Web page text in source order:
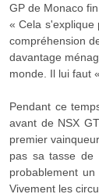
GP de Monaco
« Cela s'explique
compréhension
davantage
monde. Il lui faut
Pendant ce
avant de NSX
premier
pas sa tasse de
probablement
Vivement les